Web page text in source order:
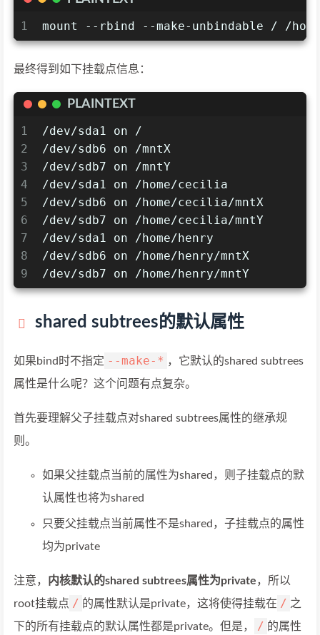
1
mount --rbind --make-unbindable / /
最终得到如下挂载点信息：
PLAINTEXT
1
2
3
4
5
6
7
8
9
/dev/sda1 on /
/dev/sdb6 on /mntX
/dev/sdb7 on /mntY
/dev/sda1 on /home/cecilia
/dev/sdb6 on /home/cecilia/mntX
/dev/sdb7 on /home/cecilia/mntY
/dev/sda1 on /home/henry
/dev/sdb6 on /home/henry/mntX
/dev/sdb7 on /home/henry/mntY
shared subtrees的默认属性
如果bind时不指定 --make-* ，它默认的shared subtrees
属性是什么呢？这个问题有点复杂。
首先要理解父子挂载点对shared subtrees属性的继承规
则。
如果父挂载点当前的属性为shared，则子挂载点的默
认属性也将为shared
只要父挂载点当前属性不是shared，子挂载点的属性
均为private
注意， 内核默认的shared subtrees属性为private，所以
root挂载点 / 的属性默认是private，这将使得挂载在 / 之
下的所有挂载点的默认属性都是private。但是，
/ 的属性